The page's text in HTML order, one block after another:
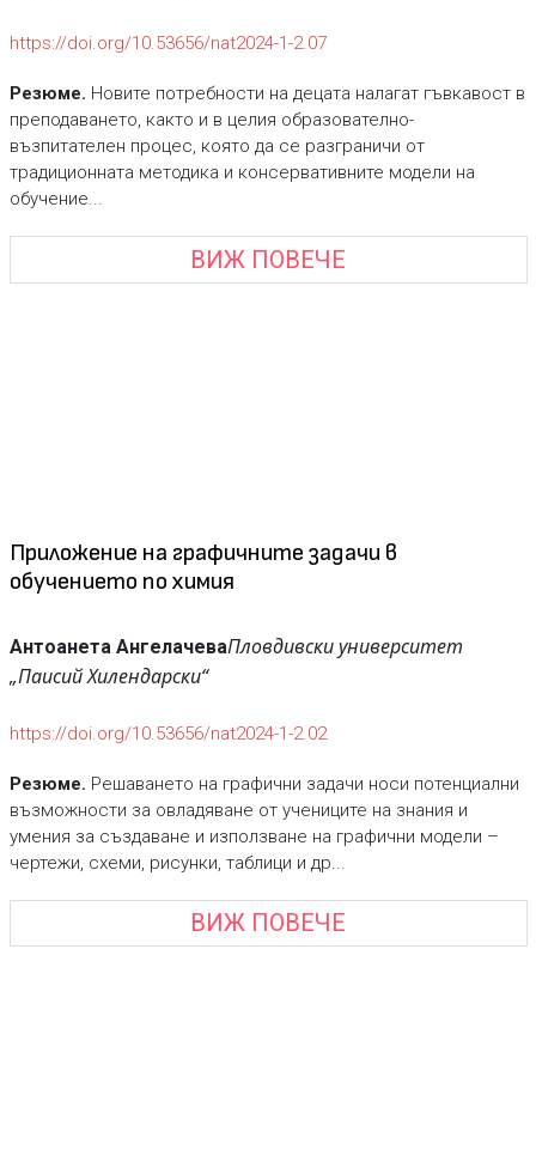
https://doi.org/10.53656/nat2024-1-2.07
Резюме. Новите потребности на децата налагат гъвкавост в
преподаването, както и в целия образователно-
възпитателен процес, която да се разграничи от
традиционната методика и консервативните модели на
обучение...
ВИЖ ПОВЕЧЕ
Приложение на графичните задачи в
обучението по химия
Антоанета АнгелачеваПловдивски университет
„Паисий Хилендарски“
https://doi.org/10.53656/nat2024-1-2.02
Резюме. Решаването на графични задачи носи потенциални
възможности за овладяване от учениците на знания и
умения за създаване и използване на графични модели –
чертежи, схеми, рисунки, таблици и др...
ВИЖ ПОВЕЧЕ